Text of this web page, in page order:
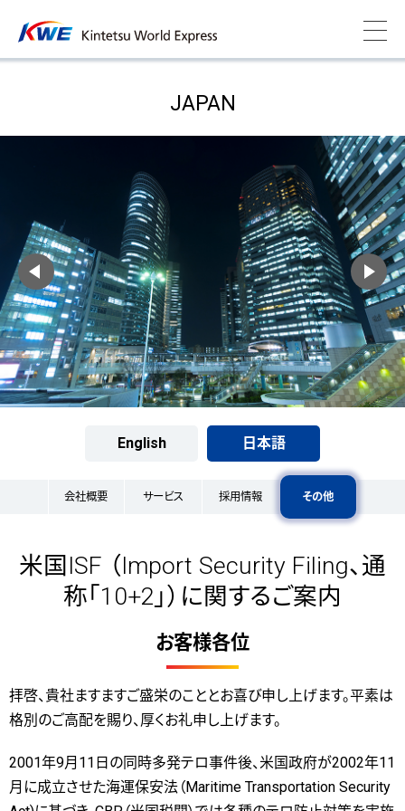
JAPAN
English 日本語
会社概要 サービス 採用情報 その他
米国ISF （Import Security Filing、通
称「10+2」）に関するご案内
お客様各位
拝啓、貴社ますますご盛栄のこととお喜び申し上げます。平素は
格別のご高配を賜り、厚くお礼申し上げます。
2001年9月11日の同時多発テロ事件後、米国政府が2002年11
月に成立させた海運保安法（Maritime Transportation Security